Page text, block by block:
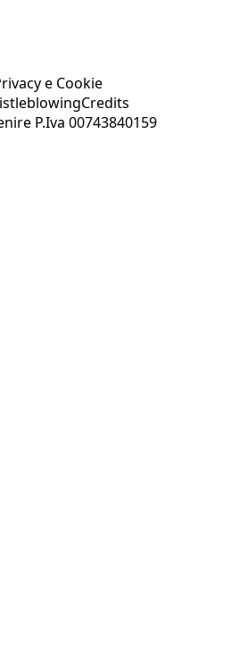
e Cookie
Credits
P.Iva 00743840159